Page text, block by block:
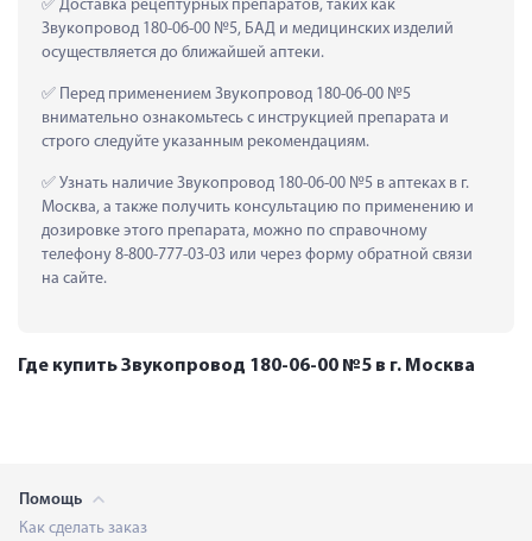
Доставка рецептурных препаратов, таких как
Звукопровод 180-06-00 №5, БАД и медицинских изделий
осуществляется до ближайшей аптеки.
Перед применением Звукопровод 180-06-00 №5
внимательно ознакомьтесь с инструкцией препарата и
строго следуйте указанным рекомендациям.
Узнать наличие Звукопровод 180-06-00 №5 в аптеках в г.
Москва, а также получить консультацию по применению и
дозировке этого препарата, можно по справочному
телефону 8-800-777-03-03 или через форму обратной связи
на сайте.
Где купить Звукопровод 180-06-00 №5 в г. Москва
Помощь
Как сделать заказ